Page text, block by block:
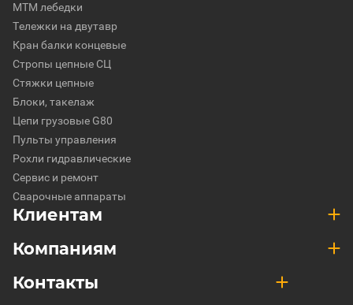
МТМ лебедки
Тележки на двутавр
Кран балки концевые
Стропы цепные СЦ
Стяжки цепные
Блоки, такелаж
Цепи грузовые G80
Пульты управления
Рохли гидравлические
Сервис и ремонт
Сварочные аппараты
Клиентам
Компаниям
Контакты